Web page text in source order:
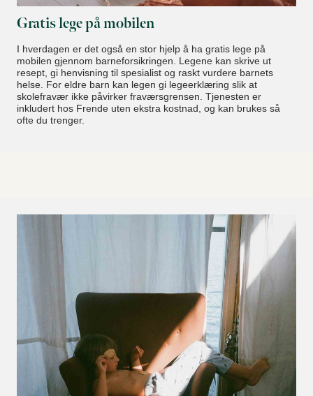
Gratis lege på mobilen
I hverdagen er det også en stor hjelp å ha gratis lege på
mobilen gjennom barneforsikringen. Legene kan skrive ut
resept, gi henvisning til spesialist og raskt vurdere barnets
helse. For eldre barn kan legen gi legeerklæring slik at
skolefravær ikke påvirker fraværsgrensen. Tjenesten er
inkludert hos Frende uten ekstra kostnad, og kan brukes så
ofte du trenger.